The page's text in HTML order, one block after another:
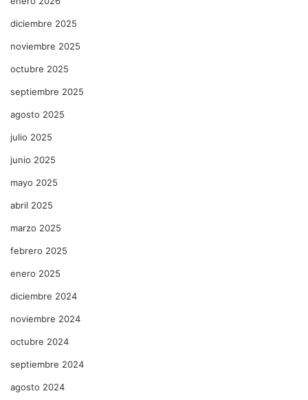
diciembre 2025
noviembre 2025
octubre 2025
septiembre 2025
agosto 2025
julio 2025
junio 2025
mayo 2025
abril 2025
marzo 2025
febrero 2025
enero 2025
diciembre 2024
noviembre 2024
octubre 2024
septiembre 2024
agosto 2024